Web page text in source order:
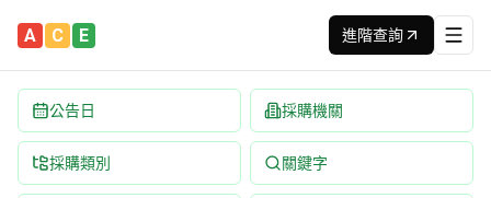
A C E 進階查詢
公告日 採購機關
採購類別 關鍵字